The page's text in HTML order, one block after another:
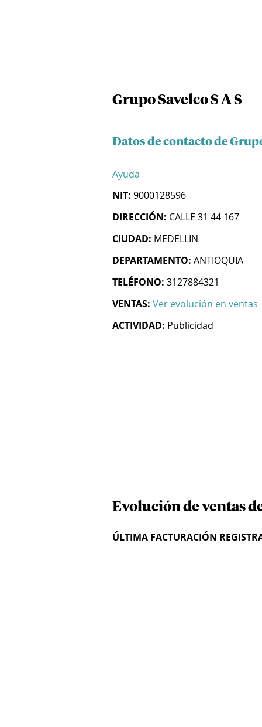
Grupo Savelco S A S
Datos de contacto de
Ayuda
NIT: 9000128596
DIRECCIÓN: CALLE 31 44 167
CIUDAD: MEDELLIN
DEPARTAMENTO: ANTIOQUIA
TELÉFONO: 3127884321
VENTAS: Ver evolución en ventas
ACTIVIDAD: Publicidad
Evolución de ventas
ÚLTIMA FACTURACIÓN